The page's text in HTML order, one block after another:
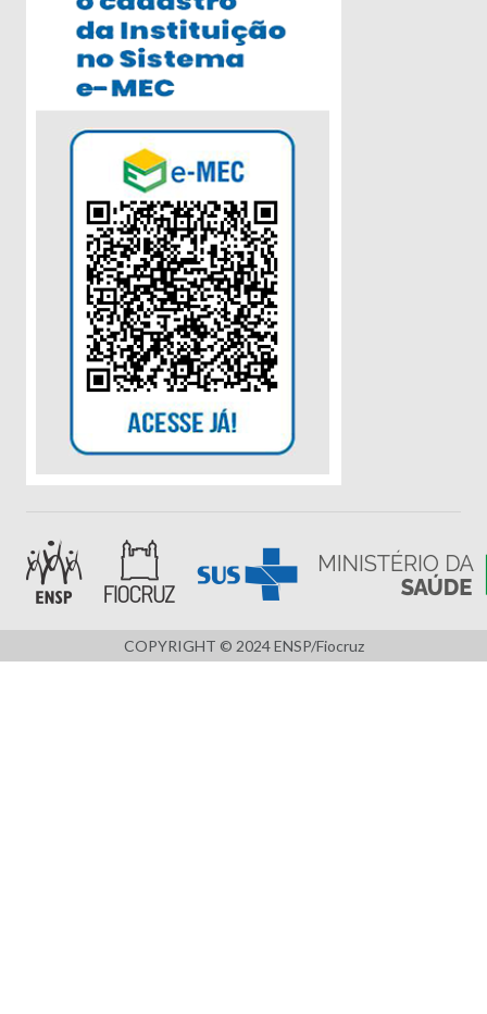
COPYRIGHT © 2024 ENSP/Fiocruz